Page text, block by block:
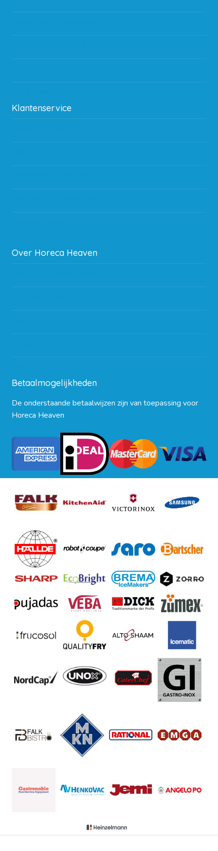
Klantenservice
Over Horeca Heaven
Betaalmogelijkheden
De onderstaande betaalwijzen zijn van toepassing voor
Horeca Heaven